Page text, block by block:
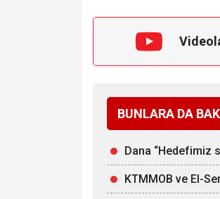
BUNLARA DA
Dana “Hedefimiz
KTMMOB ve El-